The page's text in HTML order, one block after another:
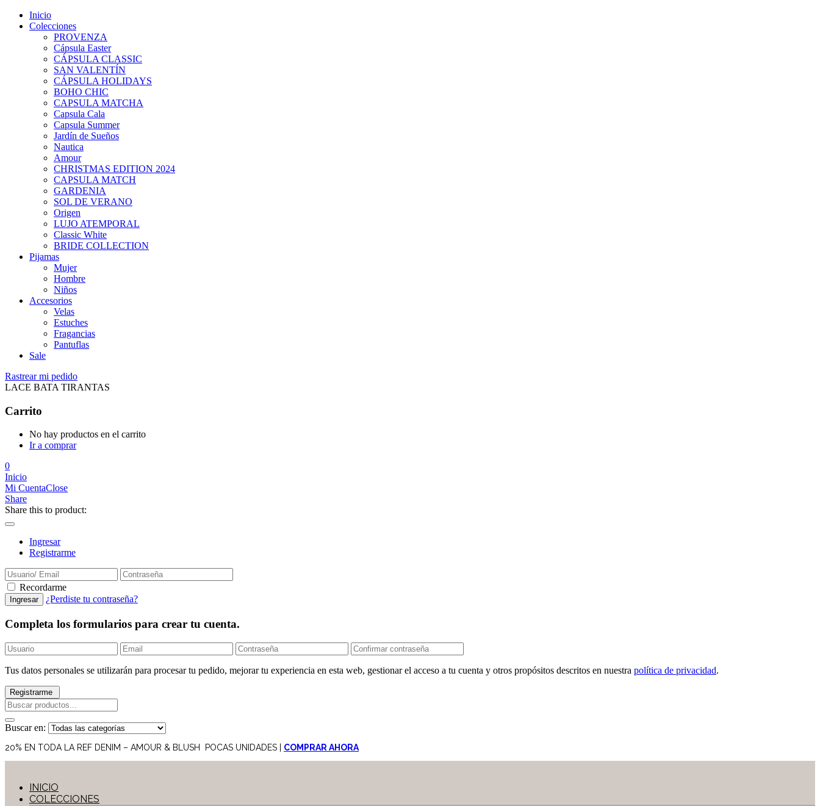
Inicio
Colecciones
PROVENZA
Cápsula Easter
CÁPSULA CLASSIC
SAN VALENTÍN
CÁPSULA HOLIDAYS
BOHO CHIC
CAPSULA MATCHA
Capsula Cala
Capsula Summer
Jardín de Sueños
Nautica
Amour
CHRISTMAS EDITION 2024
CAPSULA MATCH
GARDENIA
SOL DE VERANO
Origen
LUJO ATEMPORAL
Classic White
BRIDE COLLECTION
Pijamas
Mujer
Hombre
Niños
Accesorios
Velas
Estuches
Fragancias
Pantuflas
Sale
Rastrear mi pedido
LACE BATA TIRANTAS
Carrito
No hay productos en el carrito
Ir a comprar
0
Inicio
Mi CuentaClose
Share
Share this to product:
Ingresar
Registrarme
Recordarme
¿Perdiste tu contraseña?
Completa los formularios para crear tu cuenta.
Tus datos personales se utilizarán para procesar tu pedido, mejorar tu experiencia en esta web, gestionar el acceso a tu cuenta y otros propósitos descritos en nuestra política de privacidad.
Buscar en:
20% EN TODA LA REF DENIM – AMOUR & BLUSH POCAS UNIDADES | COMPRAR AHORA
INICIO
COLECCIONES